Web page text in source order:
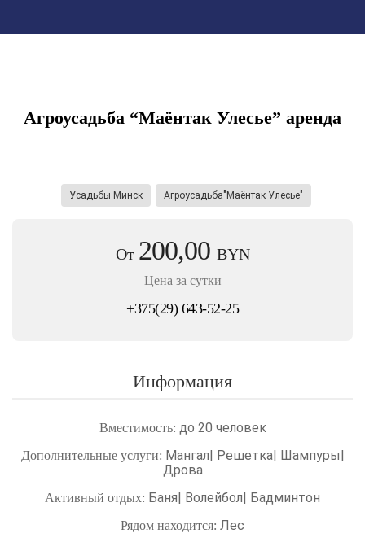
Агроусадьба “Маёнтак Улесье” аренда
Усадьбы Минск Агроусадьба"Маёнтак Улесье"
От 200,00 BYN
Цена за сутки
+375(29) 643-52-25
Информация
Вместимость: до 20 человек
Дополнительные услуги: Мангал| Решетка| Шампуры|
Дрова
Активный отдых: Баня| Волейбол| Бадминтон
Рядом находится: Лес